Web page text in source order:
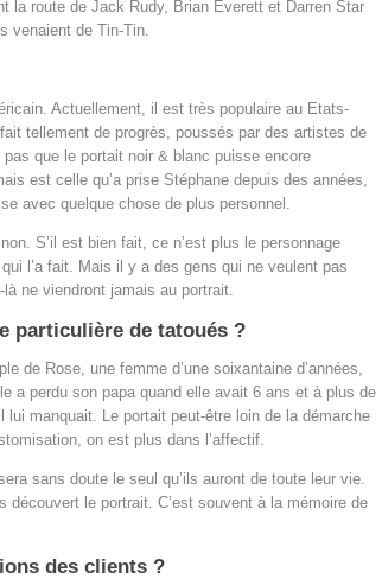
la route de Jack Rudy, Brian Everett et Darren Star
venaient de Tin-Tin.
Actuellement, il est très populaire au Etats-
tellement de progrès, poussés par des artistes de
que le portait noir & blanc puisse encore
est celle qu’a prise Stéphane depuis des années,
avec quelque chose de plus personnel.
S’il est bien fait, ce n’est plus le personnage
l’a fait. Mais il y a des gens qui ne veulent pas
là ne viendront jamais au portrait.
particulière de tatoués ?
de Rose, une femme d’une soixantaine d’années,
a perdu son papa quand elle avait 6 ans et à plus de
manquait. Le portait peut-être loin de la démarche
on est plus dans l’affectif.
sans doute le seul qu’ils auront de toute leur vie.
découvert le portrait. C’est souvent à la mémoire de
des clients ?